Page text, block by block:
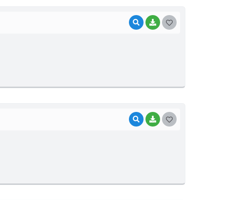
VISUALIZAR
BAIXAR
VISUALIZAR
BAIXAR